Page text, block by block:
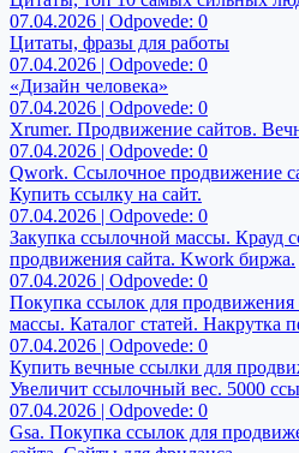
07.04.2026 | Odpovede: 0
Цитаты, фразы для работы
07.04.2026 | Odpovede: 0
«Дизайн человека»
07.04.2026 | Odpovede: 0
Xrumer. Продвижение сайтов.
07.04.2026 | Odpovede: 0
Qwork. Ссылочное продвижение
Купить ссылку на сайт.
07.04.2026 | Odpovede: 0
Закупка ссылочной массы. Крауд
продвижения сайта. Kwork биржа.
07.04.2026 | Odpovede: 0
Покупка ссылок для продвижения
массы. Каталог статей. Накрутка
07.04.2026 | Odpovede: 0
Купить вечные ссылки для
Увеличит ссылочный вес. 5000
07.04.2026 | Odpovede: 0
Gsa. Покупка ссылок для